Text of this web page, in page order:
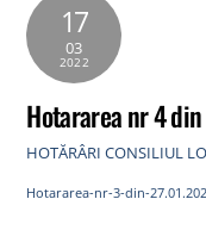
17
03
2022
Hotararea nr 4
HOTĂRÂRI CONSILIUL
Hotararea-nr-3-din-